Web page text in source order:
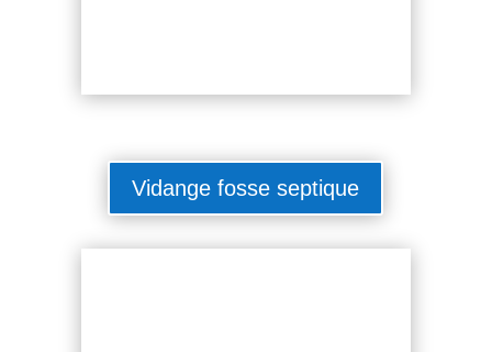
Vidange fosse septique